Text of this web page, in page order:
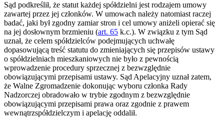
Sąd podkreślił, że statut każdej spółdzielni jest rodzajem umowy
zawartej przez jej członków. W umowach należy natomiast raczej
badać, jaki był zgodny zamiar stron i cel umowy aniżeli opierać się
na jej dosłownym brzmieniu (art. 65 k.c.). W związku z tym Sąd
uznał, że celem spółdzielców podejmujących uchwałę
dopasowującą treść statutu do zmieniających się przepisów ustawy
o spółdzielniach mieszkaniowych nie było z pewnością
wprowadzenie procedury sprzecznej z bezwzględnie
obowiązującymi przepisami ustawy. Sąd Apelacyjny uznał zatem,
że Walne Zgromadzenie dokonując wyboru członka Rady
Nadzorczej obradowało w trybie zgodnym z bezwzględnie
obowiązującymi przepisami prawa oraz zgodnie z prawem
wewnątrzspółdzielczym i apelację oddalił.